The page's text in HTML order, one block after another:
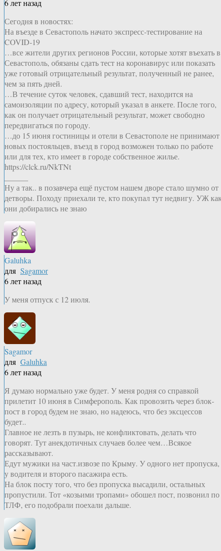
6 лет назад
Сегодня в новостях:
На въезде в Севастополь начато экспресс-тестирование на
COVID-19
…все жители других регионов России, которые хотят въехать в
Севастополь, обязаны сдать тест на коронавирус или показать
уже готовый отрицательный результат, полученный не ранее,
чем за пять дней.
…В течение суток человек, сдавший тест, находится на
самоизоляции по адресу, который указал в анкете. После того,
как он получает отрицательный результат, может свободно
передвигаться по городу.
…до 15 июня гостиницы и отели в Севастополе не принимают
новых постояльцев, въезд в город возможен только по работе
или для тех, кто имеет в городе собственное жилье.
https://clck.ru/NkTNt
Ну а так.. в позавчера ещё пустом нашем дворе стало шумно от
детворы. Походу приехали те, кто покупал тут недвигу. УЖ
они добирались не знаю
Galuhka
для Sagamor
6 лет назад
У меня отпуск с 12 июля.
Sagamor
для Galuhka
6 лет назад
Я думаю нормально уже будет. У меня родня со справкой
прилетит 10 июня в Симферополь. Как провозить через блок-
пост в город будем не знаю, но надеюсь, что без эксцессов
будет..
Главное не лезть в пузырь, не конфликтовать, делать что
говорят. Тут анекдотичных случаев более чем…Всякое
рассказывают.
Едут мужики на част.извозе по Крыму. У одного нет пропуска,
у водителя и второго пасажира есть.
На блок посту того, что без пропуска высадили, остальных
пропустили. Тот «козьими тропами» обошел пост, позвонил по
ТЛФ, его подобрали поехали дальше.